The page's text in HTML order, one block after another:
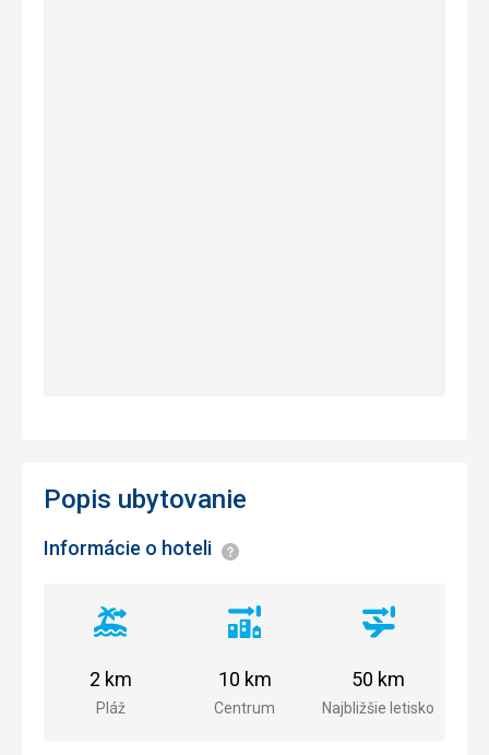
Popis ubytovanie
Informácie o hoteli Informácie
Vzdialenosť
pláže
Pláž
2 km
Vzdialenosť
centra
Centrum
10 km
Vzdialenosť
letiska
Najbližšie letisko
50 km